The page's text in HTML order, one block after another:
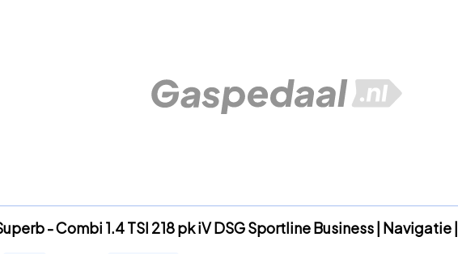
- Combi 1.4 TSI 218 pk iV DSG Sportline Business | Navigatie |